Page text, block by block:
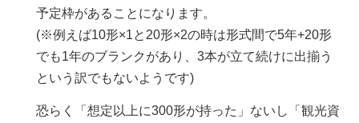
予定枠があることになります。
(※例えば10形×1と20形×2の時は形式間で5年+20形
でも1年のブランクがあり、3本が立て続けに出揃う
という訳でもないようです)
恐らく「想定以上に300形が持った」ないし「観光資